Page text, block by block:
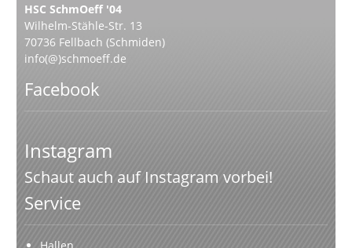
HSC SchmOeff '04
Wilhelm-Stähle-Str. 13
70736 Fellbach (Schmiden)
info(@)schmoeff.de
Facebook
Instagram
Schaut auch auf Instagram vorbei!
Service